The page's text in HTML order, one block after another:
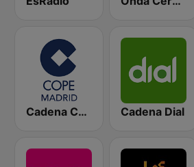
Cadena COPE Madrid Cadena Dial